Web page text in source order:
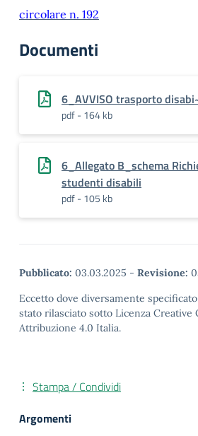
circolare n. 192
Documenti
6_AVVISO trasporto
pdf - 164 kb
6_Allegato B_schema
studenti disabili
pdf - 105 kb
Pubblicato: 03.03.2025 - Revisione:
Eccetto dove diversamente
stato rilasciato sotto Licenza Creative
Attribuzione 4.0 Italia.
Stampa / Condividi
Argomenti